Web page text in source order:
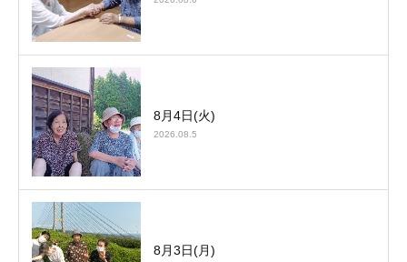
8月4日(火)
2026.08.5
8月3日(月)